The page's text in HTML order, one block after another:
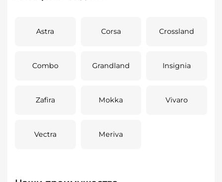
Astra Corsa Crossland
Combo Grandland Insignia
Zafira Mokka Vivaro
Vectra Meriva